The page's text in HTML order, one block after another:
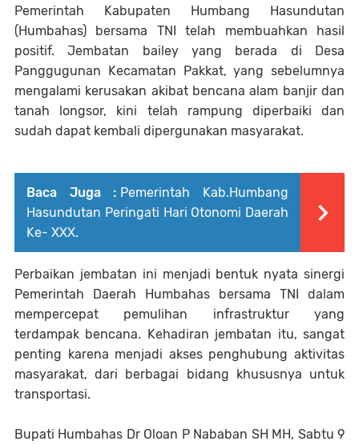
Pemerintah Kabupaten Humbang Hasundutan
(Humbahas) bersama TNI telah membuahkan hasil
positif. Jembatan bailey yang berada di Desa
Panggugunan Kecamatan Pakkat, yang sebelumnya
mengalami kerusakan akibat bencana alam banjir dan
tanah longsor, kini telah rampung diperbaiki dan
sudah dapat kembali dipergunakan masyarakat.
Baca Juga : Pemerintah Kab.Humbang
Hasundutan Peringati Hari Otonomi Daerah
Ke- XXX.
Perbaikan jembatan ini menjadi bentuk nyata sinergi
Pemerintah Daerah Humbahas bersama TNI dalam
mempercepat pemulihan infrastruktur yang
terdampak bencana. Kehadiran jembatan itu, sangat
penting karena menjadi akses penghubung aktivitas
masyarakat, dari berbagai bidang khususnya untuk
transportasi.
Bupati Humbahas Dr Oloan P Nababan SH MH, Sabtu 9